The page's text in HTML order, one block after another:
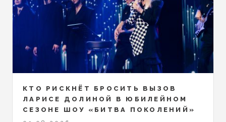
КТО РИСКНЁТ БРОСИТЬ ВЫЗОВ
ЛАРИСЕ ДОЛИНОЙ В ЮБИЛЕЙНОМ
СЕЗОНЕ ШОУ «БИТВА ПОКОЛЕНИЙ»